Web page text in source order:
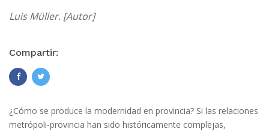
Luis Müller. [Autor]
Compartir:
¿Cómo se produce la modernidad en provincia? Si las relaciones
metrópoli-provincia han sido históricamente complejas,